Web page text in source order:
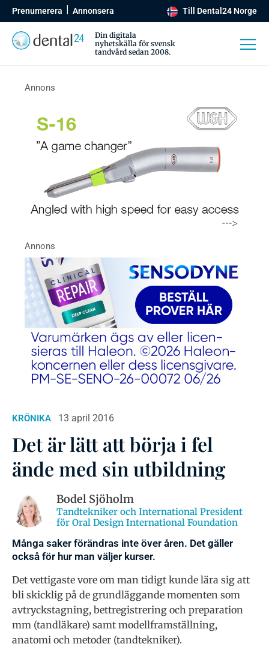
Prenumerera Annonsera Till Dental24 Norge
Din digitala
nyhetskälla för svensk
tandvård sedan 2008.
KRÖNIKA 13 april 2016
Det är lätt att börja i fel
ände med sin utbildning
Bodel Sjöholm
Tandtekniker och International President
för Oral Design International Foundation
Många saker förändras inte över åren. Det gäller
också för hur man väljer kurser.
Det vettigaste vore om man tidigt kunde lära sig att
bli skicklig på de grundläggande momenten som
avtryckstagning, bettregistrering och preparation
mm (tandläkare) samt modellframställning,
anatomi och metoder (tandtekniker).